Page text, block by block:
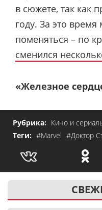
в сюжете, так как
году. За это
поменяться – по
сменился
«Железное
Рубрика: Кино и
Теги: #Marvel #Доктор